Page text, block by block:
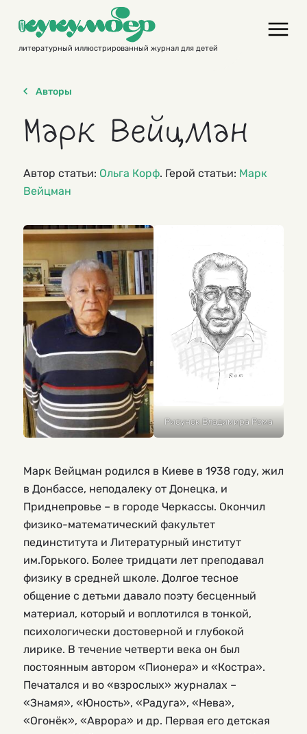
contentлитературный иллюстрированный журнал для детей
Авторы
Марк Вейцман
Автор статьи: Ольга Корф. Герой статьи: Марк
Вейцман
Рисунок Владимира Рома
Марк Вейцман родился в Киеве в 1938 году, жил
в Донбассе, неподалеку от Донецка, и
Приднепровье – в городе Черкассы. Окончил
физико-математический факультет
пединститута и Литературный институт
им.Горького. Более тридцати лет преподавал
физику в средней школе. Долгое тесное
общение с детьми давало поэту бесценный
материал, который и воплотился в тонкой,
психологически достоверной и глубокой
лирике. В течение четверти века он был
постоянным автором «Пионера» и «Костра».
Печатался и во «взрослых» журналах –
«Знамя», «Юность», «Радуга», «Нева»,
«Огонёк», «Аврора» и др. Первая его детская